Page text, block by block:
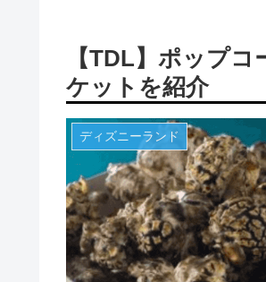
【TDL】ポップ
ケットを紹介
ディズニーランド